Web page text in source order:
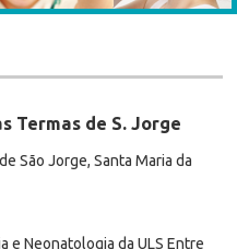
Termas de S. Jorge
São Jorge, Santa Maria da
e Neonatologia da ULS Entre